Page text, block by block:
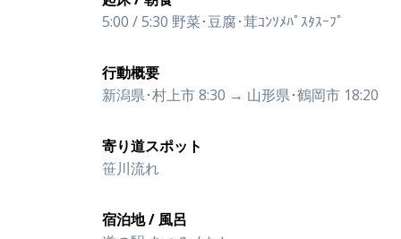
5:00 / 5:30 野菜･豆腐･茸ｺﾝｿﾒﾊﾟｽﾀｽｰﾌﾟ
行動概要
新潟県･村上市 8:30 → 山形県･鶴岡市 18:20
寄り道スポット
笹川流れ
宿泊地 / 風呂